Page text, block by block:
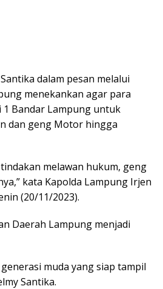
dalam pesan melalui
menekankan agar para
1 Bandar Lampung untuk
dan geng Motor hingga
melawan hukum, geng
kata Kapolda Lampung Irjen
(20/11/2023).
Daerah Lampung menjadi
muda yang siap tampil
Santika.